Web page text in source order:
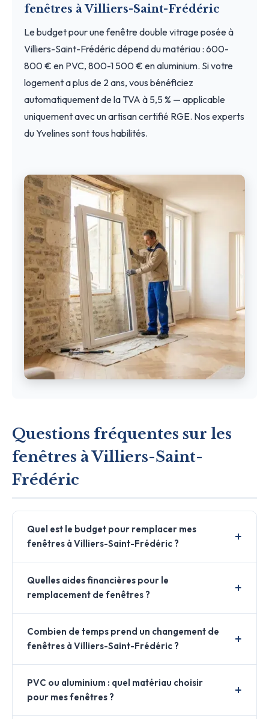
fenêtres à Villiers-Saint-Frédéric
Le budget pour une fenêtre double vitrage posée à
Villiers-Saint-Frédéric dépend du matériau : 600-
800 € en PVC, 800-1 500 € en aluminium. Si votre
logement a plus de 2 ans, vous bénéficiez
automatiquement de la TVA à 5,5 % — applicable
uniquement avec un artisan certifié RGE. Nos experts
du Yvelines sont tous habilités.
Questions fréquentes sur les
fenêtres à Villiers-Saint-
Frédéric
Quel est le budget pour remplacer mes
fenêtres à Villiers-Saint-Frédéric ?
Quelles aides financières pour le
remplacement de fenêtres ?
Combien de temps prend un changement de
fenêtres à Villiers-Saint-Frédéric ?
PVC ou aluminium : quel matériau choisir
pour mes fenêtres ?